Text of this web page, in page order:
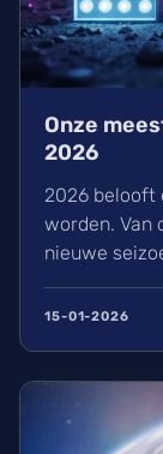
Onze
2026
2026 belooft
worden. Van
nieuwe
15-01-2026